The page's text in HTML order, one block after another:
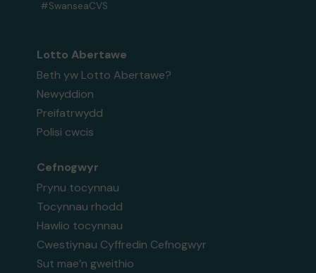
#SwanseaCVS
Lotto Abertawe
Beth yw Lotto Abertawe?
Newyddion
Preifatrwydd
Polisi cwcis
Cefnogwyr
Prynu tocynnau
Tocynnau rhodd
Hawlio tocynnau
Cwestiynau Cyffredin Cefnogwyr
Sut mae’n gweithio